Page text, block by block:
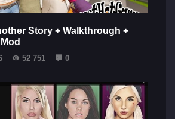
Story + Walkthrough +
52 751 0